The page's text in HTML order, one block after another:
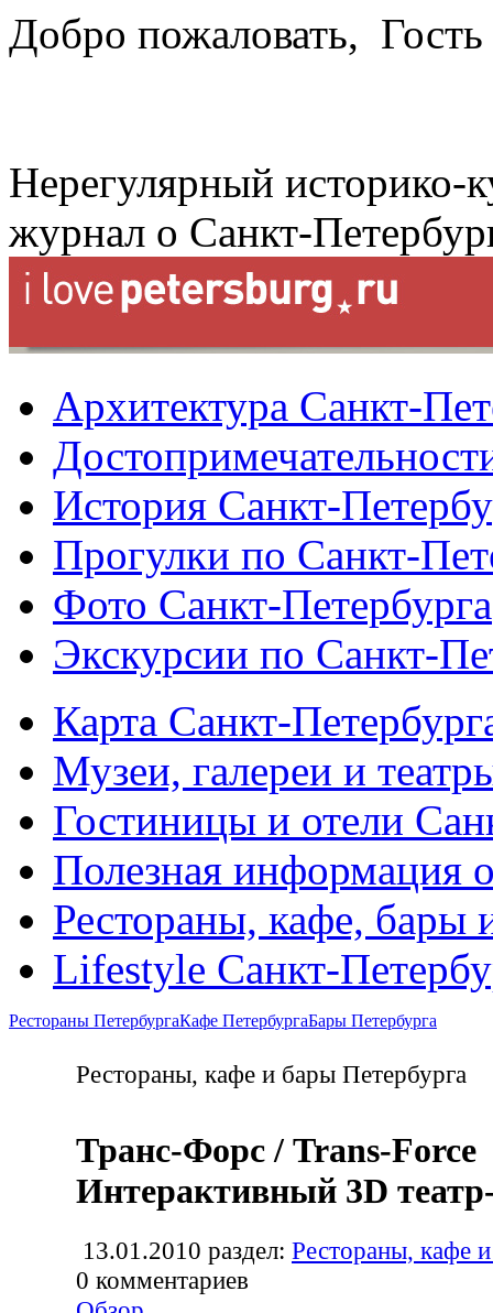
Добро пожаловать, Гость
Нерегулярный историко-
журнал о Санкт-
Архитектура Санкт-
История Санкт-
Прогулки по Санкт-
Фото Санкт-Петербурга
Экскурсии по Санкт-
Карта Санкт-
Музеи, галереи и
Гостиницы и отели
Полезная информация
Рестораны, кафе, бары
Lifestyle Санкт-
Рестораны ПетербургаКафе ПетербургаБары Петербурга
Рестораны, кафе и бары Петербурга
Транс-Форс / Trans-Force
Интерактивный 3D
13.01.2010 раздел: Рестораны, кафе
0 комментариев